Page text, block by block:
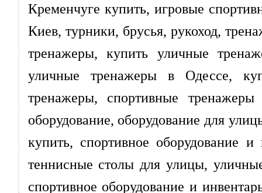
Кременчуге купить, игровые
Киев, турники, брусья, рукоход,
тренажеры, купить уличные
уличные тренажеры в Одессе,
тренажеры, спортивные тренажеры
оборудование, оборудование для
купить, спортивное оборудование
теннисные столы для улицы,
спортивное оборудование и